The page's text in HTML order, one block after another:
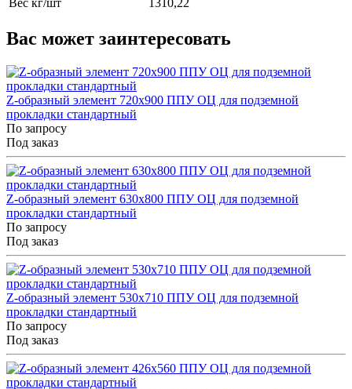
Вес кг/шт 1310,22
Вас может заинтересовать
Z-образный элемент 720x900 ППУ ОЦ для подземной
прокладки стандартный
По запросу
Под заказ
Z-образный элемент 630x800 ППУ ОЦ для подземной
прокладки стандартный
По запросу
Под заказ
Z-образный элемент 530x710 ППУ ОЦ для подземной
прокладки стандартный
По запросу
Под заказ